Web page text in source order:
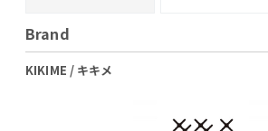
Brand
KIKIME / キキメ